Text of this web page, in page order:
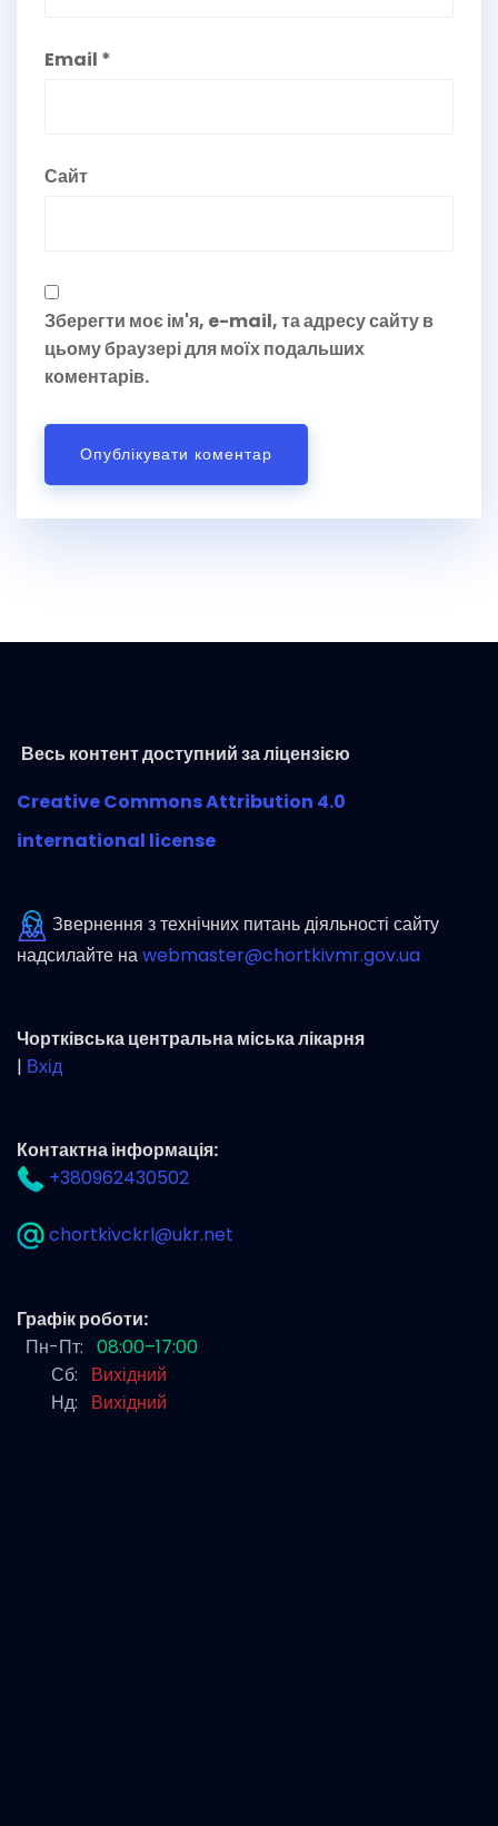
Email *
Сайт
Зберегти моє ім'я, e-mail, та адресу сайту в
цьому браузері для моїх подальших
коментарів.
Весь контент доступний за ліцензією
Creative Commons Attribution 4.0
international license
Звернення з технічних питань діяльності сайту
надсилайте наwebmaster@chortkivmr.gov.ua
Чортківська центральна міська лікарня
| Вхід
Контактна інформація:
+380962430502
chortkivckrl@ukr.net
Графік роботи:
Пн-Пт: 08:00–17:00
Сб:
Вихідний
Нд:
Вихідний